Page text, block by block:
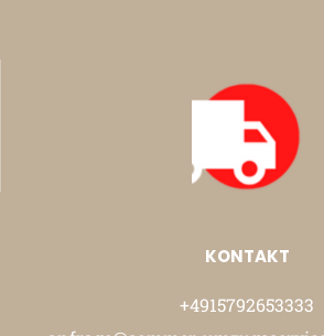
KONTAKT
+4915792653333